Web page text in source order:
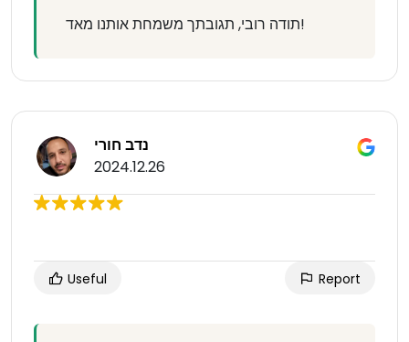
תודה רובי, תגובתך משמחת אותנו מאד!
נדב חורי
2024.12.26
Useful Report